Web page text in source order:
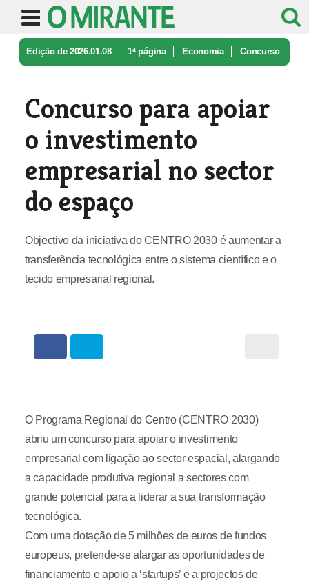
Edição de 2026.01.08 1ª página Economia Concurso
Concurso para apoiar
o investimento
empresarial no sector
do espaço
Objectivo da iniciativa do CENTRO 2030 é aumentar a
transferência tecnológica entre o sistema científico e o
tecido empresarial regional.
O Programa Regional do Centro (CENTRO 2030)
abriu um concurso para apoiar o investimento
empresarial com ligação ao sector espacial, alargando
a capacidade produtiva regional a sectores com
grande potencial para a liderar a sua transformação
tecnológica.
Com uma dotação de 5 milhões de euros de fundos
europeus, pretende-se alargar as oportunidades de
financiamento e apoio a ‘startups’ e a projectos de